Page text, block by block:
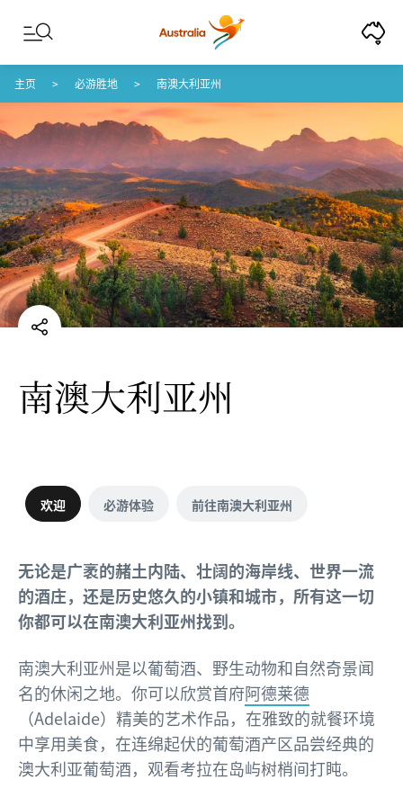
Skip to content
Skip to footer navigation
主页 必游胜地 南澳大利亚州
南澳大利亚州
欢迎 必游体验 前往南澳大利亚州
无论是广袤的赭土内陆、壮阔的海岸线、世界一流
的酒庄，还是历史悠久的小镇和城市，所有这一切
你都可以在南澳大利亚州找到。
南澳大利亚州是以葡萄酒、野生动物和自然奇景闻
名的休闲之地。你可以欣赏首府阿德莱德
（Adelaide）精美的艺术作品，在雅致的就餐环境
中享用美食，在连绵起伏的葡萄酒产区品尝经典的
澳大利亚葡萄酒，观看考拉在岛屿树梢间打盹。